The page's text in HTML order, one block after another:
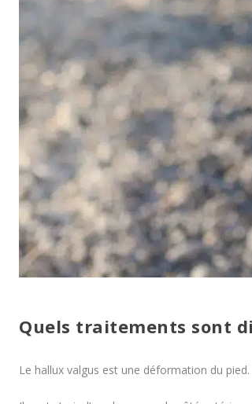
Quels traitements sont
Le hallux valgus est une déformation du pied.